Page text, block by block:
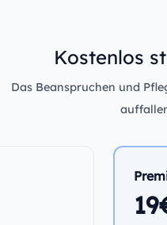
Kostenlos
Das Beanspruchen und